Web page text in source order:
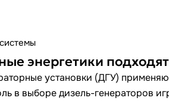
энергетики
установки (ДГУ)
в выборе дизель-генераторов